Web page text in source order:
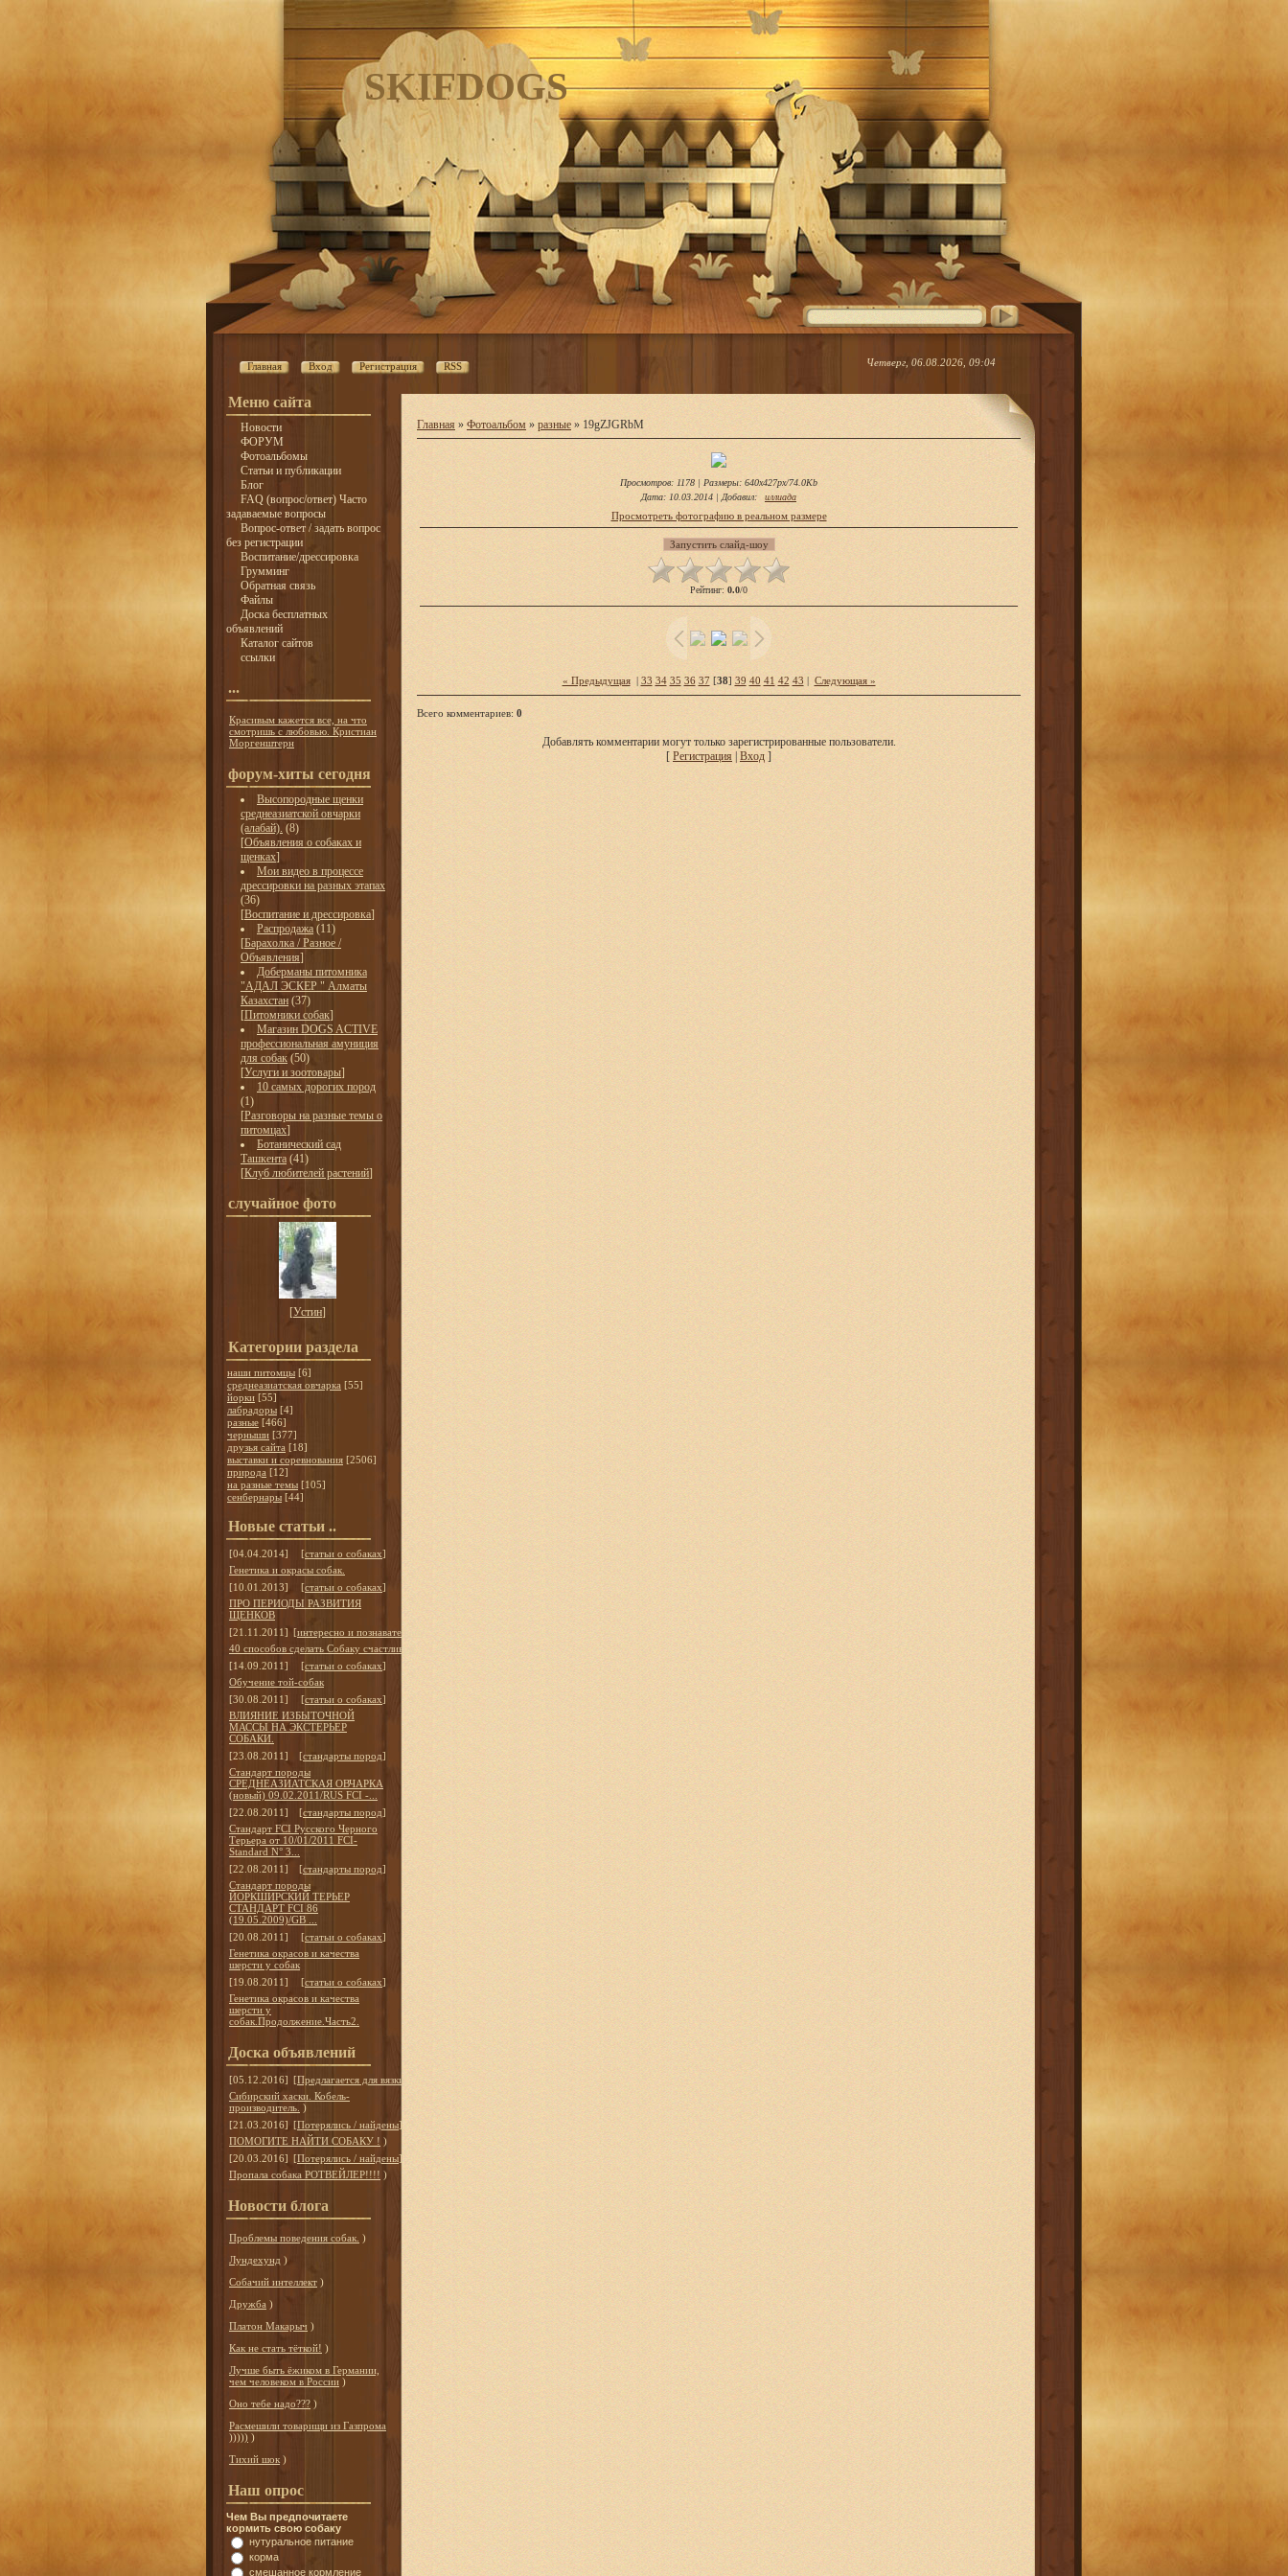
SKIFDOGS
Главная Вход Регистрация RSS Четверг, 06.08.2026, 09:04
Меню сайта
Новости
ФОРУМ
Фотоальбомы
Статьи и публикации
Блог
FAQ (вопрос/ответ) Часто
задаваемые вопросы
Вопрос-ответ / задать вопрос
без регистрации
Воспитание/дрессировка
Грумминг
Обратная связь
Файлы
Доска бесплатных
объявлений
Каталог сайтов
ссылки
...
Красивым кажется все, на что
смотришь с любовью. Кристиан
Моргенштерн
форум-хиты сегодня
Высопородные щенки
среднеазиатской овчарки
(алабай). (8)
[Объявления о собаках и
щенках]
Мои видео в процессе
дрессировки на разных этапах
(36)
[Воспитание и дрессировка]
Распродажа (11)
[Барахолка / Разное /
Объявления]
Доберманы питомника
"АДАЛ ЭСКЕР " Алматы
Казахстан (37)
[Питомники собак]
Магазин DOGS ACTIVE
профессиональная амуниция
для собак (50)
[Услуги и зоотовары]
10 самых дорогих пород
(1)
[Разговоры на разные темы о
питомцах]
Ботанический сад
Ташкента (41)
[Клуб любителей растений]
случайное фото
[Устин]
Категории раздела
наши питомцы [6]
среднеазиатская овчарка [55]
йорки [55]
лабрадоры [4]
разные [466]
черныши [377]
друзья сайта [18]
выставки и соревнования [2506]
природа [12]
на разные темы [105]
сенбернары [44]
Новые статьи ..
[04.04.2014] [статьи о собаках]
Генетика и окрасы собак.
[10.01.2013]
[статьи о собаках]
ПРО ПЕРИОДЫ РАЗВИТИЯ
ЩЕНКОВ
[21.11.2011] [интересно и познавательно
40 способов сделать Собаку счастливой
[14.09.2011]
[статьи о собаках]
Обучение той-собак
[30.08.2011]
[статьи о собаках]
ВЛИЯНИЕ ИЗБЫТОЧНОЙ
МАССЫ НА ЭКСТЕРЬЕР
СОБАКИ.
[23.08.2011]
[стандарты пород]
Стандарт породы
СРЕДНЕАЗИАТСКАЯ ОВЧАРКА
(новый) 09.02.2011/RUS FCI -...
[22.08.2011]
[стандарты пород]
Стандарт FCI Русского Черного
Терьера от 10/01/2011 FCI-
Standard N° 3...
[22.08.2011]
[стандарты пород]
Стандарт породы
ЙОРКШИРСКИЙ ТЕРЬЕР
СТАНДАРТ FCI 86
(19.05.2009)/GB ...
[20.08.2011]
[статьи о собаках]
Генетика окрасов и качества
шерсти у собак
[19.08.2011]
[статьи о собаках]
Генетика окрасов и качества
шерсти у
собак.Продолжение.Часть2.
Доска объявлений
[05.12.2016] [Предлагается для вязки
Сибирский хаски. Кобель-
производитель. )
[21.03.2016] [Потерялись / найдены]
ПОМОГИТЕ НАЙТИ СОБАКУ ! )
[20.03.2016] [Потерялись / найдены]
Пропала собака РОТВЕЙЛЕР!!!! )
Новости блога
Проблемы поведения собак. )
Лундехунд )
Собачий интеллект )
Дружба )
Платон Макарыч )
Как не стать тёткой! )
Лучше быть ёжиком в Германии,
чем человеком в России )
Оно тебе надо??? )
Расмешили товарищи из Газпрома
))))) )
Тихий шок )
Наш опрос
Чем Вы предпочитаете
кормить свою собаку
нутуральное питание
корма
смешанное кормление
Главная » Фотоальбом » разные » 19gZJGRbM
Просмотров: 1178 | Размеры: 640x427px/74.0Kb
Дата: 10.03.2014 | Добавил: иллиада
Просмотреть фотографию в реальном размере
Рейтинг: 0.0/0
« Предыдущая| 33 34 35 36 37[38] 39 40 41 42 43 | Следующая »
Всего комментариев: 0
Добавлять комментарии могут только зарегистрированные пользователи.
[ Регистрация Вход ]